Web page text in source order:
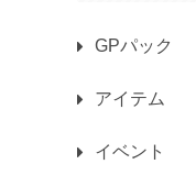
GPパック
アイテム
イベント